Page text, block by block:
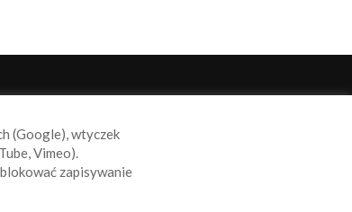
(Google), wtyczek
Vimeo).
zapisywanie